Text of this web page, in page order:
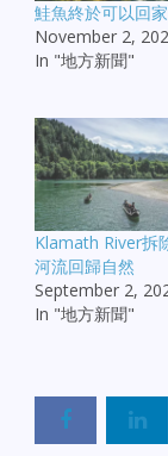
鮭魚終於可以回
November 2,
In "地方新聞"
Klamath River拆
河流回歸自然
September 2,
In "地方新聞"